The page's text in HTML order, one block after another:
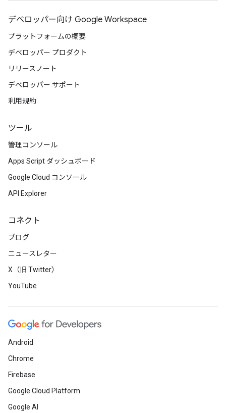
デベロッパー向け Google Workspace
プラットフォームの概要
デベロッパー プロダクト
リリースノート
デベロッパー サポート
利用規約
ツール
管理コンソール
Apps Script ダッシュボード
Google Cloud コンソール
API Explorer
コネクト
ブログ
ニュースレター
X（旧 Twitter）
YouTube
Android
Chrome
Firebase
Google Cloud Platform
Google AI